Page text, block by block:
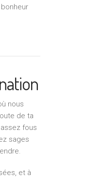
bonheur
nous
de ta
fous
sages
et à